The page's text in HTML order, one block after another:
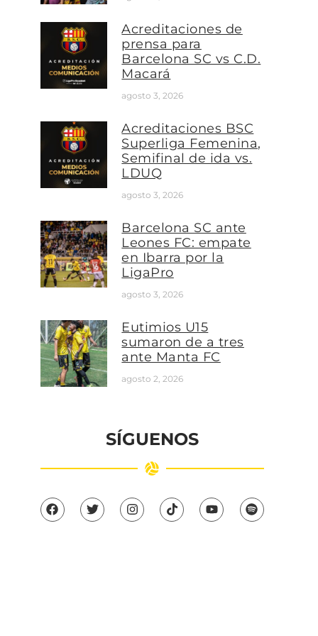
Acreditaciones de
prensa para
Barcelona SC vs C.D.
Macará
agosto 3, 2026
Acreditaciones BSC
Superliga Femenina,
Semifinal de ida vs.
LDUQ
agosto 3, 2026
Barcelona SC ante
Leones FC: empate
en Ibarra por la
LigaPro
agosto 3, 2026
Eutimios U15
sumaron de a tres
ante Manta FC
agosto 2, 2026
SÍGUENOS